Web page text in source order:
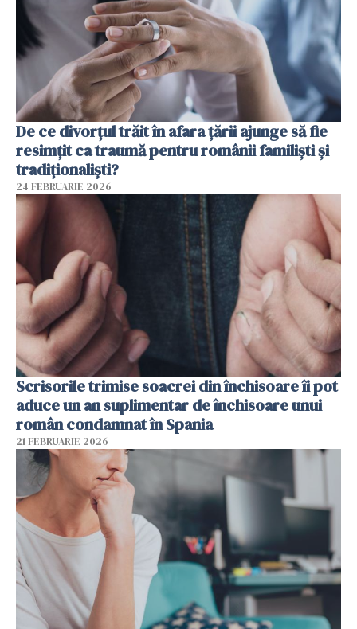
De ce divorțul trăit în afara țării ajunge să fie
resimțit ca traumă pentru românii familiști și
tradiționaliști?
24 FEBRUARIE 2026
Scrisorile trimise soacrei din închisoare îi pot
aduce un an suplimentar de închisoare unui
român condamnat în Spania
21 FEBRUARIE 2026